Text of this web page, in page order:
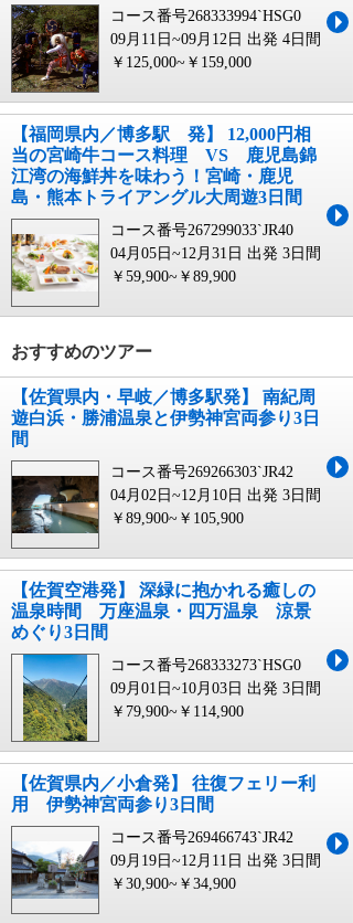
コース番号268333994`HSG0
09月11日~09月12日 出発 4日間
￥125,000~￥159,000
【福岡県内／博多駅 発】 12,000円相
当の宮崎牛コース料理 VS 鹿児島錦
江湾の海鮮丼を味わう！宮崎・鹿児
島・熊本トライアングル大周遊3日間
コース番号267299033`JR40
04月05日~12月31日 出発 3日間
￥59,900~￥89,900
おすすめのツアー
【佐賀県内・早岐／博多駅発】 南紀周
遊白浜・勝浦温泉と伊勢神宮両参り3日
間
コース番号269266303`JR42
04月02日~12月10日 出発 3日間
￥89,900~￥105,900
【佐賀空港発】 深緑に抱かれる癒しの
温泉時間 万座温泉・四万温泉 涼景
めぐり3日間
コース番号268333273`HSG0
09月01日~10月03日 出発 3日間
￥79,900~￥114,900
【佐賀県内／小倉発】 往復フェリー利
用 伊勢神宮両参り3日間
コース番号269466743`JR42
09月19日~12月11日 出発 3日間
￥30,900~￥34,900